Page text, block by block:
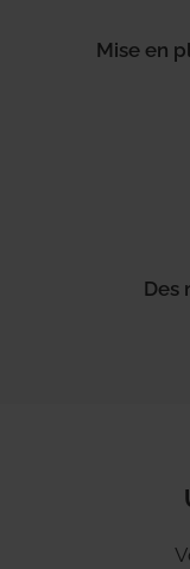
Mise en
Des